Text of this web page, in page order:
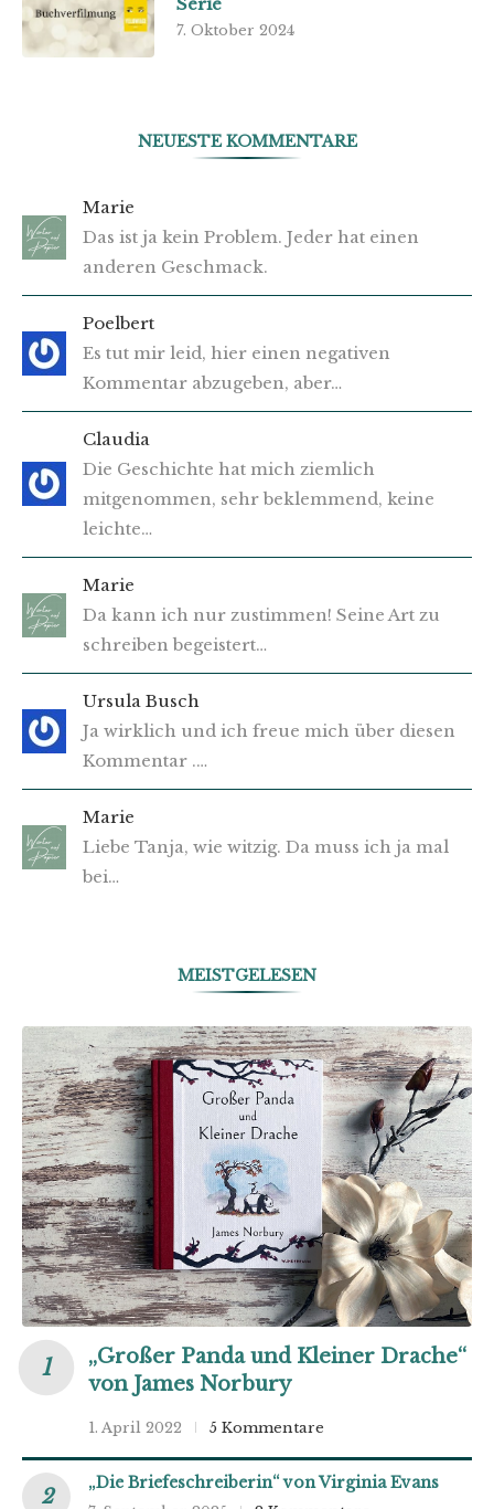
7. Oktober 2024
NEUESTE KOMMENTARE
Marie
Das ist ja kein Problem. Jeder hat einen
anderen Geschmack.
Poelbert
Es tut mir leid, hier einen negativen
Kommentar abzugeben, aber…
Claudia
Die Geschichte hat mich ziemlich
mitgenommen, sehr beklemmend, keine
leichte…
Marie
Da kann ich nur zustimmen! Seine Art zu
schreiben begeistert…
Ursula Busch
Ja wirklich und ich freue mich über diesen
Kommentar .…
Marie
Liebe Tanja, wie witzig. Da muss ich ja mal
bei…
MEISTGELESEN
„Großer Panda und Kleiner Drache“
von James Norbury
1. April 2022 5 Kommentare
„Die Briefeschreiberin“ von Virginia Evans